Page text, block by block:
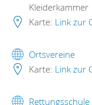
Kleiderkammer
Karte: Link zur
Ortsvereine
Karte: Link zur
Rettungsschule